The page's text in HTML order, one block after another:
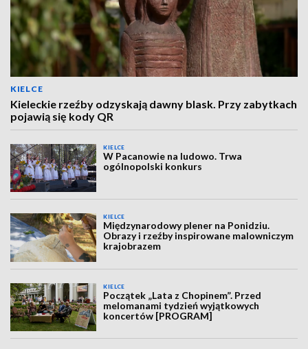
KIELCE
Kieleckie rzeźby odzyskają dawny blask. Przy zabytkach
pojawią się kody QR
KIELCE
W Pacanowie na ludowo. Trwa
ogólnopolski konkurs
KIELCE
Międzynarodowy plener na Ponidziu.
Obrazy i rzeźby inspirowane malowniczym
krajobrazem
KIELCE
Początek „Lata z Chopinem”. Przed
melomanami tydzień wyjątkowych
koncertów [PROGRAM]